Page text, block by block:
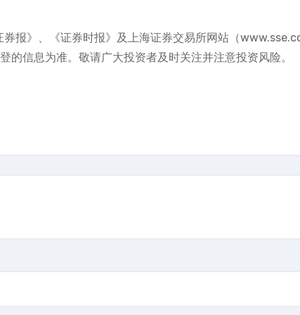
报》、《证券时报》及上海证券交易所网站（
信息为准。敬请广大投资者及时关注并注意投资风险。